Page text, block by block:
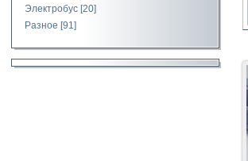
Электробус [20]
Разное [91]